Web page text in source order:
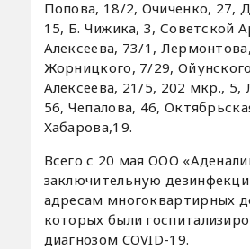
Попова, 18/2, Очиченко, 27,
15, Б. Чижика, 3, Советской
Алексеева, 73/1,
Жорницкого, 7/29,
Алексеева, 21/5, 202 мкр., 5,
56, Чепалова, 46,
Хабарова,19.
Всего с 20 мая ООО
заключительную
адресам многоквартирных
которых были
диагнозом COVID-19.